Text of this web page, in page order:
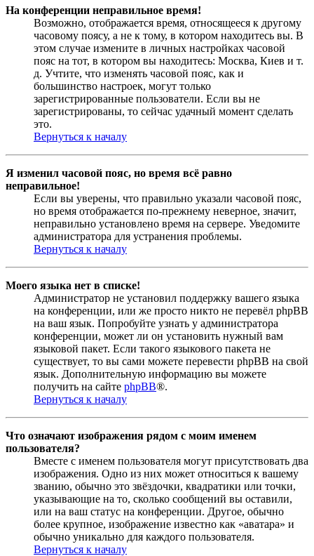
На конференции неправильное время!
Возможно, отображается время, относящееся к другому
часовому поясу, а не к тому, в котором находитесь вы. В
этом случае измените в личных настройках часовой
пояс на тот, в котором вы находитесь: Москва, Киев и т.
д. Учтите, что изменять часовой пояс, как и
большинство настроек, могут только
зарегистрированные пользователи. Если вы не
зарегистрированы, то сейчас удачный момент сделать
это.
Вернуться к началу
Я изменил часовой пояс, но время всё равно
неправильное!
Если вы уверены, что правильно указали часовой пояс,
но время отображается по-прежнему неверное, значит,
неправильно установлено время на сервере. Уведомите
администратора для устранения проблемы.
Вернуться к началу
Моего языка нет в списке!
Администратор не установил поддержку вашего языка
на конференции, или же просто никто не перевёл phpBB
на ваш язык. Попробуйте узнать у администратора
конференции, может ли он установить нужный вам
языковой пакет. Если такого языкового пакета не
существует, то вы сами можете перевести phpBB на свой
язык. Дополнительную информацию вы можете
получить на сайте phpBB®.
Вернуться к началу
Что означают изображения рядом с моим именем
пользователя?
Вместе с именем пользователя могут присутствовать два
изображения. Одно из них может относиться к вашему
званию, обычно это звёздочки, квадратики или точки,
указывающие на то, сколько сообщений вы оставили,
или на ваш статус на конференции. Другое, обычно
более крупное, изображение известно как «аватара» и
обычно уникально для каждого пользователя.
Вернуться к началу